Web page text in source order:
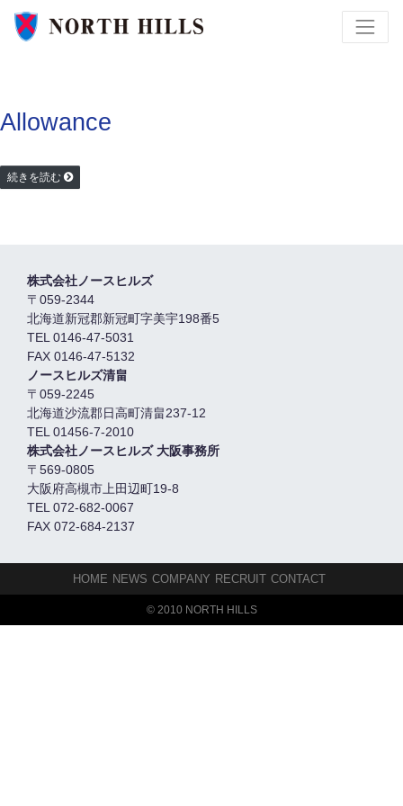
Allowance
続きを読む
株式会社ノースヒルズ
〒059-2344
北海道新冠郡新冠町字美宇198番5
TEL 0146-47-5031
FAX 0146-47-5132
ノースヒルズ清畠
〒059-2245
北海道沙流郡日高町清畠237-12
TEL 01456-7-2010
株式会社ノースヒルズ 大阪事務所
〒569-0805
大阪府高槻市上田辺町19-8
TEL 072-682-0067
FAX 072-684-2137
HOME NEWS COMPANY RECRUIT CONTACT
© 2010 NORTH HILLS